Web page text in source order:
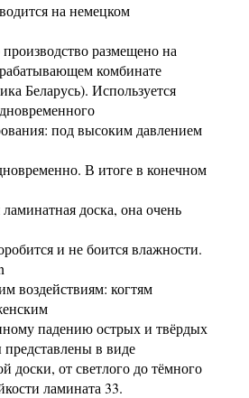
на немецком
размещено на
комбинате
Беларусь). Используется
под высоким давлением
В итоге в конечном
доска, она очень
и не боится влажности.
воздействиям: когтям
падению острых и твёрдых
в виде
доски, от светлого до тёмного
ламината 33.